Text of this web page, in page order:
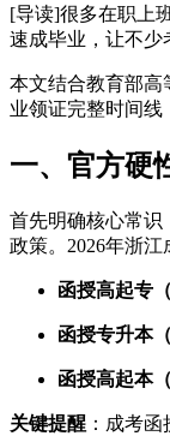
[导读]很多在职上
速成毕业，让不少
本文结合教育部高
业领证完整时间线
一、官方硬
首先明确核心常识
政策。2026年浙江
函授高起专
函授专升本
函授高起本
关键提醒 ：成考函